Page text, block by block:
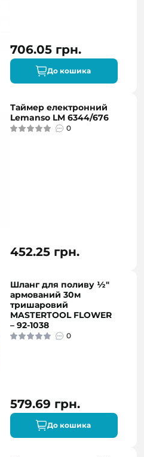
706.05 грн.
До кошика
Таймер електронний
Lemanso LM 6344/676
0
452.25 грн.
Шланг для поливу ½"
армований 30м
тришаровий
MASTERTOOL FLOWER
– 92-1038
0
579.69 грн.
До кошика